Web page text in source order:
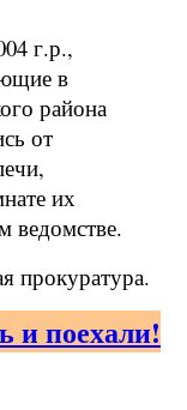
г.р.,
в
района
от
их
ведомстве.
прокуратура.
и поехали!